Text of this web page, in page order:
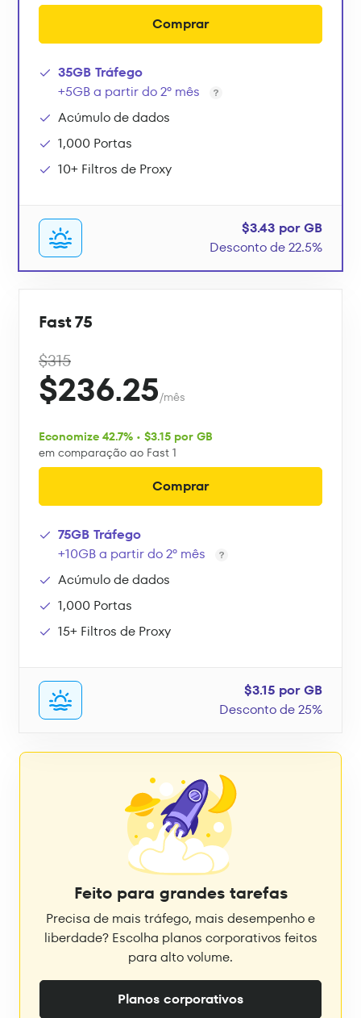
Comprar
35GB Tráfego
+5GB a partir do 2º mês
Acúmulo de dados
1,000 Portas
10+ Filtros de Proxy
$3.43 por GB
Desconto de 22.5%
Fast 75
$315
$236.25/mês
Economize 42.7% • $3.15 por GB
em comparação ao Fast 1
Comprar
75GB Tráfego
+10GB a partir do 2º mês
Acúmulo de dados
1,000 Portas
15+ Filtros de Proxy
$3.15 por GB
Desconto de 25%
Feito para grandes tarefas
Precisa de mais tráfego, mais desempenho e
liberdade? Escolha planos corporativos feitos
para alto volume.
Planos corporativos